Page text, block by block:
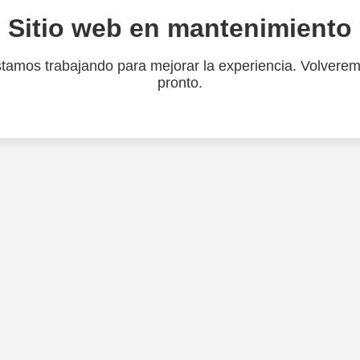
Sitio web en mantenimiento
trabajando para mejorar la experiencia.
pronto.